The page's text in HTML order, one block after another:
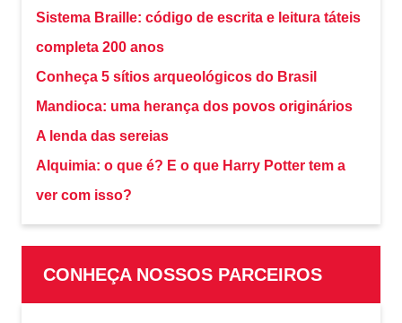
Sistema Braille: código de escrita e leitura táteis
completa 200 anos
Conheça 5 sítios arqueológicos do Brasil
Mandioca: uma herança dos povos originários
A lenda das sereias
Alquimia: o que é? E o que Harry Potter tem a
ver com isso?
CONHEÇA NOSSOS PARCEIROS